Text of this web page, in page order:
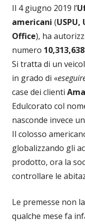
Il 4 giugno 2019 l’
americani (
Office), ha
numero
Si tratta di un
in grado di «
case dei clienti
Edulcorato col
nasconde invece
Il colosso
globalizzando gli
prodotto, ora la
controllare le
Le premesse non
qualche mese fa